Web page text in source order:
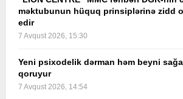
məktubunun hüquq prinsiplərinə zidd
edir
7 Avqust 2026, 15:30
Yeni psixodelik dərman həm beyni
qoruyur
7 Avqust 2026, 14:54